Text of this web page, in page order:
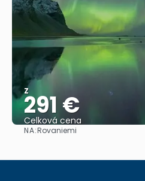
Z
291 €
Celková cena
NA:Rovaniemi